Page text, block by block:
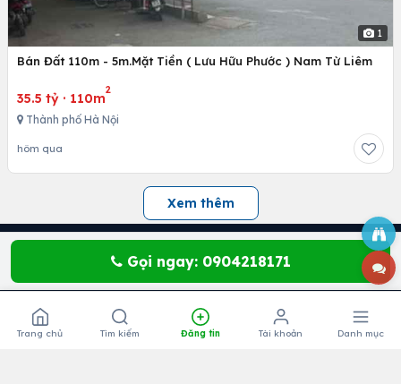
1
Bán Đất 110m - 5m.Mặt Tiền ( Lưu Hữu Phước ) Nam Từ Liêm
35.5 tỷ · 110m
2
Thành phố Hà Nội
hôm qua
Xem thêm
Gọi ngay: 0904218171
CÔNG TY CỔ PHẦN IMUABANBDS
: 0401986213 do Sở Kế hoạch &
Đầu tư TP Đà Nẵng cấp ngày
Trang chủ Tìm kiếm Đăng tin Tài khoản Danh mục